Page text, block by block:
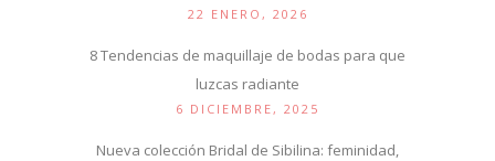
22 ENERO, 2026
8 Tendencias de maquillaje de bodas para que
luzcas radiante
6 DICIEMBRE, 2025
Nueva colección Bridal de Sibilina: feminidad,